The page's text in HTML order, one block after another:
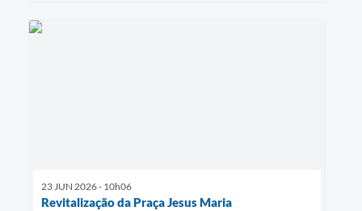
23 JUN 2026 - 10h06
Revitalização da Praça Jesus Maria